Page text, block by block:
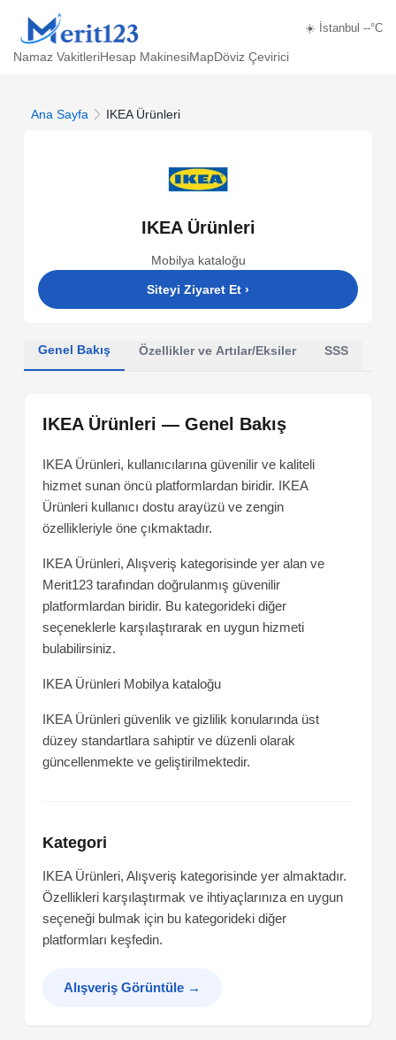
☀️ İstanbul --°C
Namaz VakitleriHesap MakinesiMapDöviz Çevirici
Ana Sayfa IKEA Ürünleri
IKEA Ürünleri
Mobilya kataloğu
Siteyi Ziyaret Et ›
Genel Bakış Özellikler ve Artılar/Eksiler SSS
IKEA Ürünleri — Genel Bakış
IKEA Ürünleri, kullanıcılarına güvenilir ve kaliteli
hizmet sunan öncü platformlardan biridir. IKEA
Ürünleri kullanıcı dostu arayüzü ve zengin
özellikleriyle öne çıkmaktadır.
IKEA Ürünleri, Alışveriş kategorisinde yer alan ve
Merit123 tarafından doğrulanmış güvenilir
platformlardan biridir. Bu kategorideki diğer
seçeneklerle karşılaştırarak en uygun hizmeti
bulabilirsiniz.
IKEA Ürünleri Mobilya kataloğu
IKEA Ürünleri güvenlik ve gizlilik konularında üst
düzey standartlara sahiptir ve düzenli olarak
güncellenmekte ve geliştirilmektedir.
Kategori
IKEA Ürünleri, Alışveriş kategorisinde yer almaktadır.
Özellikleri karşılaştırmak ve ihtiyaçlarınıza en uygun
seçeneği bulmak için bu kategorideki diğer
platformları keşfedin.
Alışveriş Görüntüle →